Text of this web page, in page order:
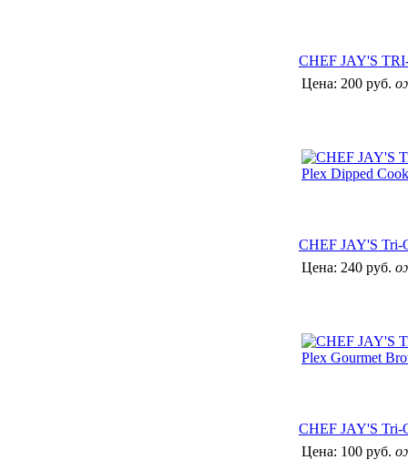
CHEF JAY'S
Цена: 200 руб.
CHEF JAY'S Tri-
Цена: 240 руб.
CHEF JAY'S Tri-
Цена: 100 руб.